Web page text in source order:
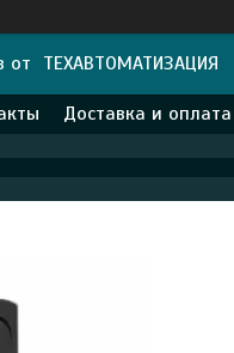
от ТЕХАВТОМАТИЗАЦИЯ
Доставка и оплата